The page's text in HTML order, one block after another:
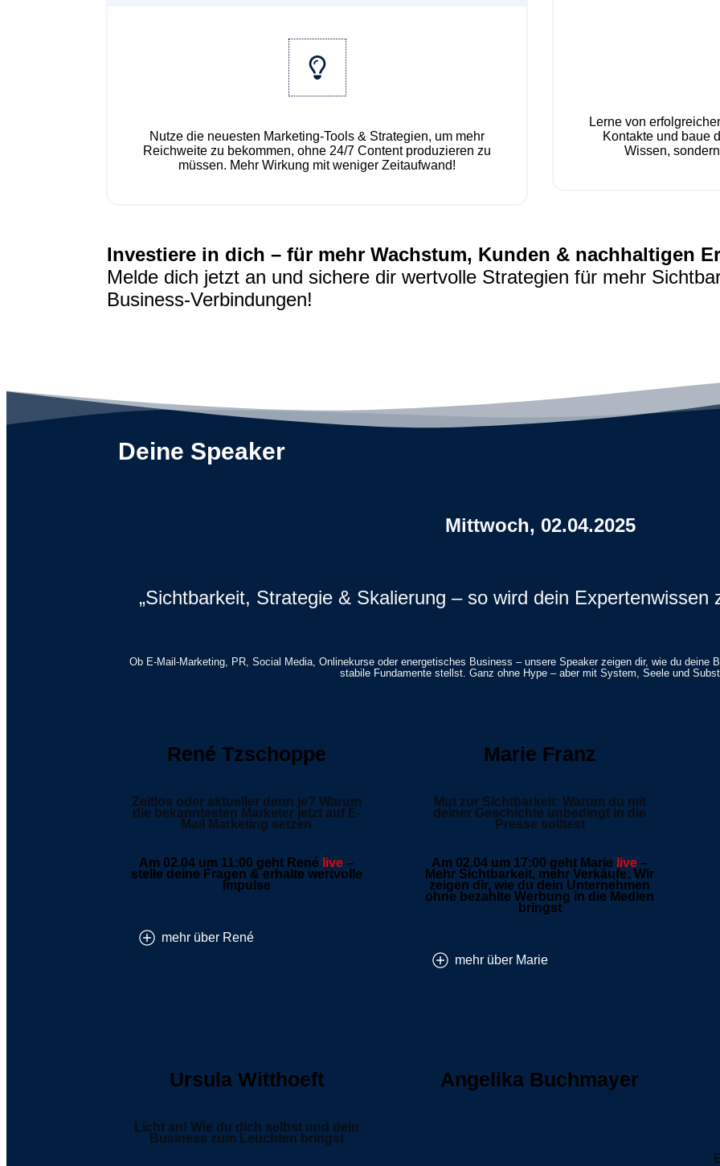
Nutze die neuesten Marketing-Tools & Strategien, um mehr
Reichweite zu bekommen, ohne 24/7 Content produzieren zu
müssen. Mehr Wirkung mit weniger Zeitaufwand!
Lerne von
Kontakte und baue
Wissen,
Investiere in dich – für mehr Wachstum, Kunden & nachhaltigen
Melde dich jetzt an und sichere dir wertvolle Strategien für mehr
Business-Verbindungen!
Deine Speaker
Mittwoch, 02.04.2025
„Sichtbarkeit, Strategie & Skalierung – so wird dein Expertenwissen
Ob E-Mail-Marketing, PR, Social Media, Onlinekurse oder energetisches Business – unsere Speaker zeigen dir, wie du deine
stabile Fundamente stellst. Ganz ohne Hype – aber mit System, Seele und
René Tzschoppe
Zeitlos oder aktueller denn je? Warum
die bekanntesten Marketer jetzt auf E-
Mail Marketing setzen
Am 02.04 um 11:00 geht René live –
stelle deine Fragen & erhalte wertvolle
Impulse
mehr über René
Marie Franz
Mut zur Sichtbarkeit: Warum du mit
deiner Geschichte unbedingt in die
Presse solltest
Am 02.04 um 17:00 geht Marie live –
Mehr Sichtbarkeit, mehr Verkäufe: Wir
zeigen dir, wie du dein Unternehmen
ohne bezahlte Werbung in die Medien
bringst
mehr über Marie
Ursula Witthoeft
Licht an! Wie du dich selbst und dein
Business zum Leuchten bringst
Angelika Buchmayer